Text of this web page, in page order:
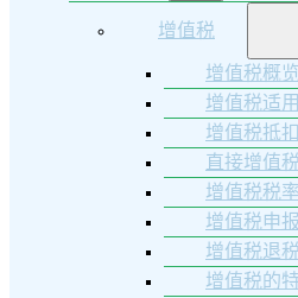
增值税
增值税概览
增值税适
增值税抵
直接增值
增值税税率
增值税申
增值税退
增值税的